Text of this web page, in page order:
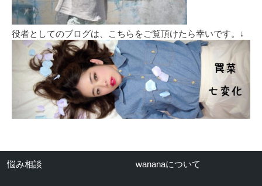
役者としてのブログは、こちらをご覧頂けたら幸いです。↓
悩み相談 wananaについて